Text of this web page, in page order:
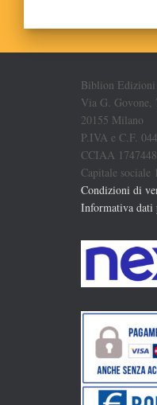
Biblion
Via G. Govone,
20155 Milano
P.IVA e C.F.
CCIAA 1747448
Capitale sociale
Condizioni di
Informativa dati